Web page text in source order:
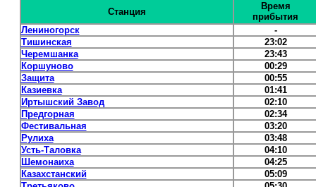
Станция
Время
прибытия
Лениногорск
-
Тишинская
23:02
Черемшанка
23:43
Коршуново
00:29
Защита
00:55
Казиевка
01:41
Иртышский Завод
02:10
Предгорная
02:34
Фестивальная
03:20
Рулиха
03:48
Усть-Таловка
04:10
Шемонаиха
04:25
Казахстанский
05:09